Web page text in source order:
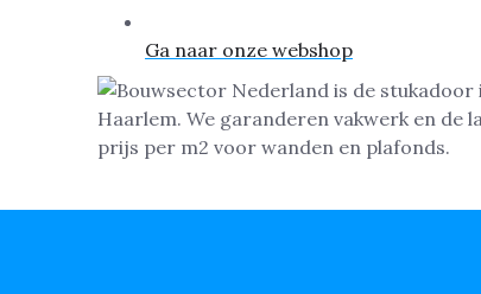
Ga naar onze webshop